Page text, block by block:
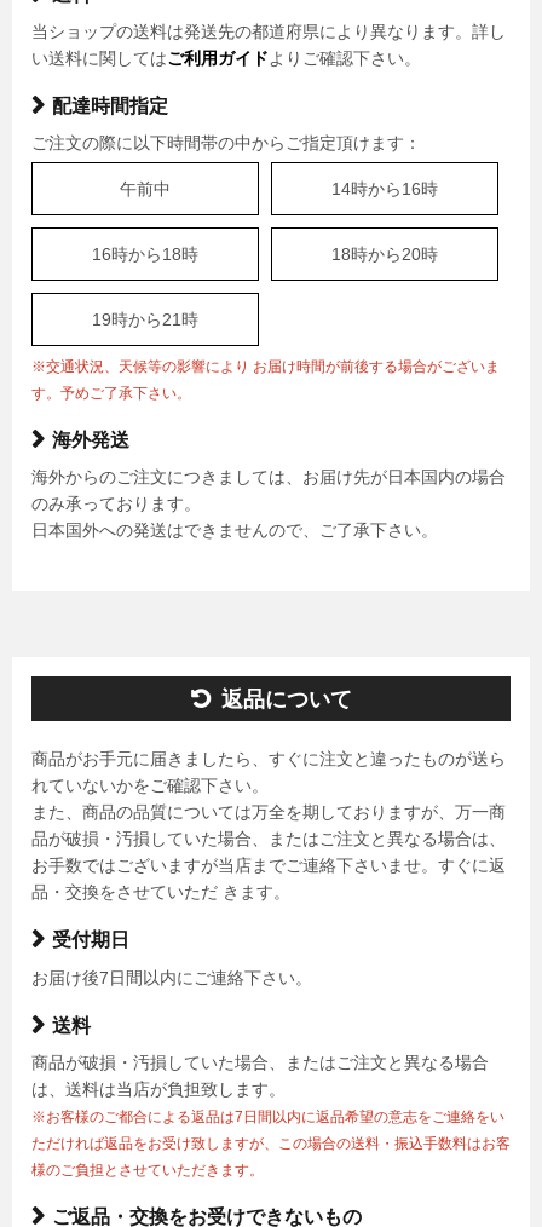
当ショップの送料は発送先の都道府県により異なります。詳し
い送料に関してはご利用ガイドよりご確認下さい。
配達時間指定
ご注文の際に以下時間帯の中からご指定頂けます：
午前中 14時から16時
16時から18時 18時から20時
19時から21時
※交通状況、天候等の影響により お届け時間が前後する場合がございま
す。予めご了承下さい。
海外発送
海外からのご注文につきましては、お届け先が日本国内の場合
のみ承っております。
日本国外への発送はできませんので、ご了承下さい。
返品について
商品がお手元に届きましたら、すぐに注文と違ったものが送ら
れていないかをご確認下さい。
また、商品の品質については万全を期しておりますが、万一商
品が破損・汚損していた場合、またはご注文と異なる場合は、
お手数ではございますが当店までご連絡下さいませ。すぐに返
品・交換をさせていただ きます。
受付期日
お届け後7日間以内にご連絡下さい。
送料
商品が破損・汚損していた場合、またはご注文と異なる場合
は、送料は当店が負担致します。
※お客様のご都合による返品は7日間以内に返品希望の意志をご連絡をい
ただければ返品をお受け致しますが、この場合の送料・振込手数料はお客
様のご負担とさせていただきます。
ご返品・交換をお受けできないもの